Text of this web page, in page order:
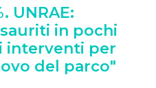
UNRAE:
in pochi
interventi per
del parco"